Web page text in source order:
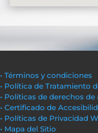
• Términos y condiciones
• Política de Tratamiento
• Políticas de derechos
• Certificado de
• Políticas de Privacidad
• Mapa del Sitio